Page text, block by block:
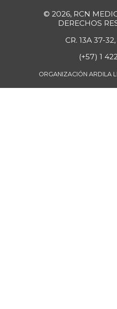
© 2026, RCN
DERECHOS
CR. 13A 37-
(+57) 1
ORGANIZACIÓN ARDILA